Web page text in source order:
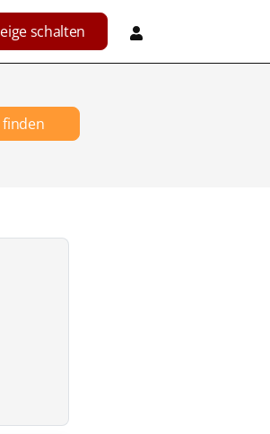
schalten
finden